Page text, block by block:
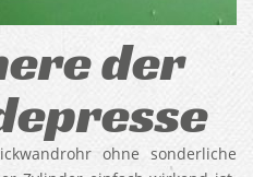
der
ohne sonderliche